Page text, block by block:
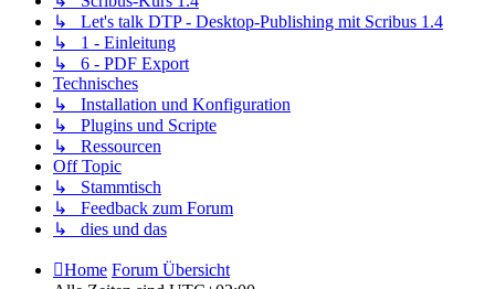
↳ Let's talk DTP - Desktop-Publishing mit Scribus 1.4
↳ 1 - Einleitung
↳ 6 - PDF Export
Technisches
↳ Installation und Konfiguration
↳ Plugins und Scripte
↳ Ressourcen
Off Topic
↳ Stammtisch
↳ Feedback zum Forum
↳ dies und das
Home Forum Übersicht